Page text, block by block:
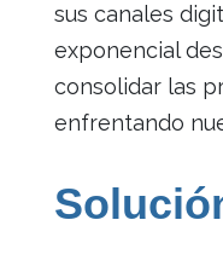
sus canales
exponencial
consolidar las
enfrentando